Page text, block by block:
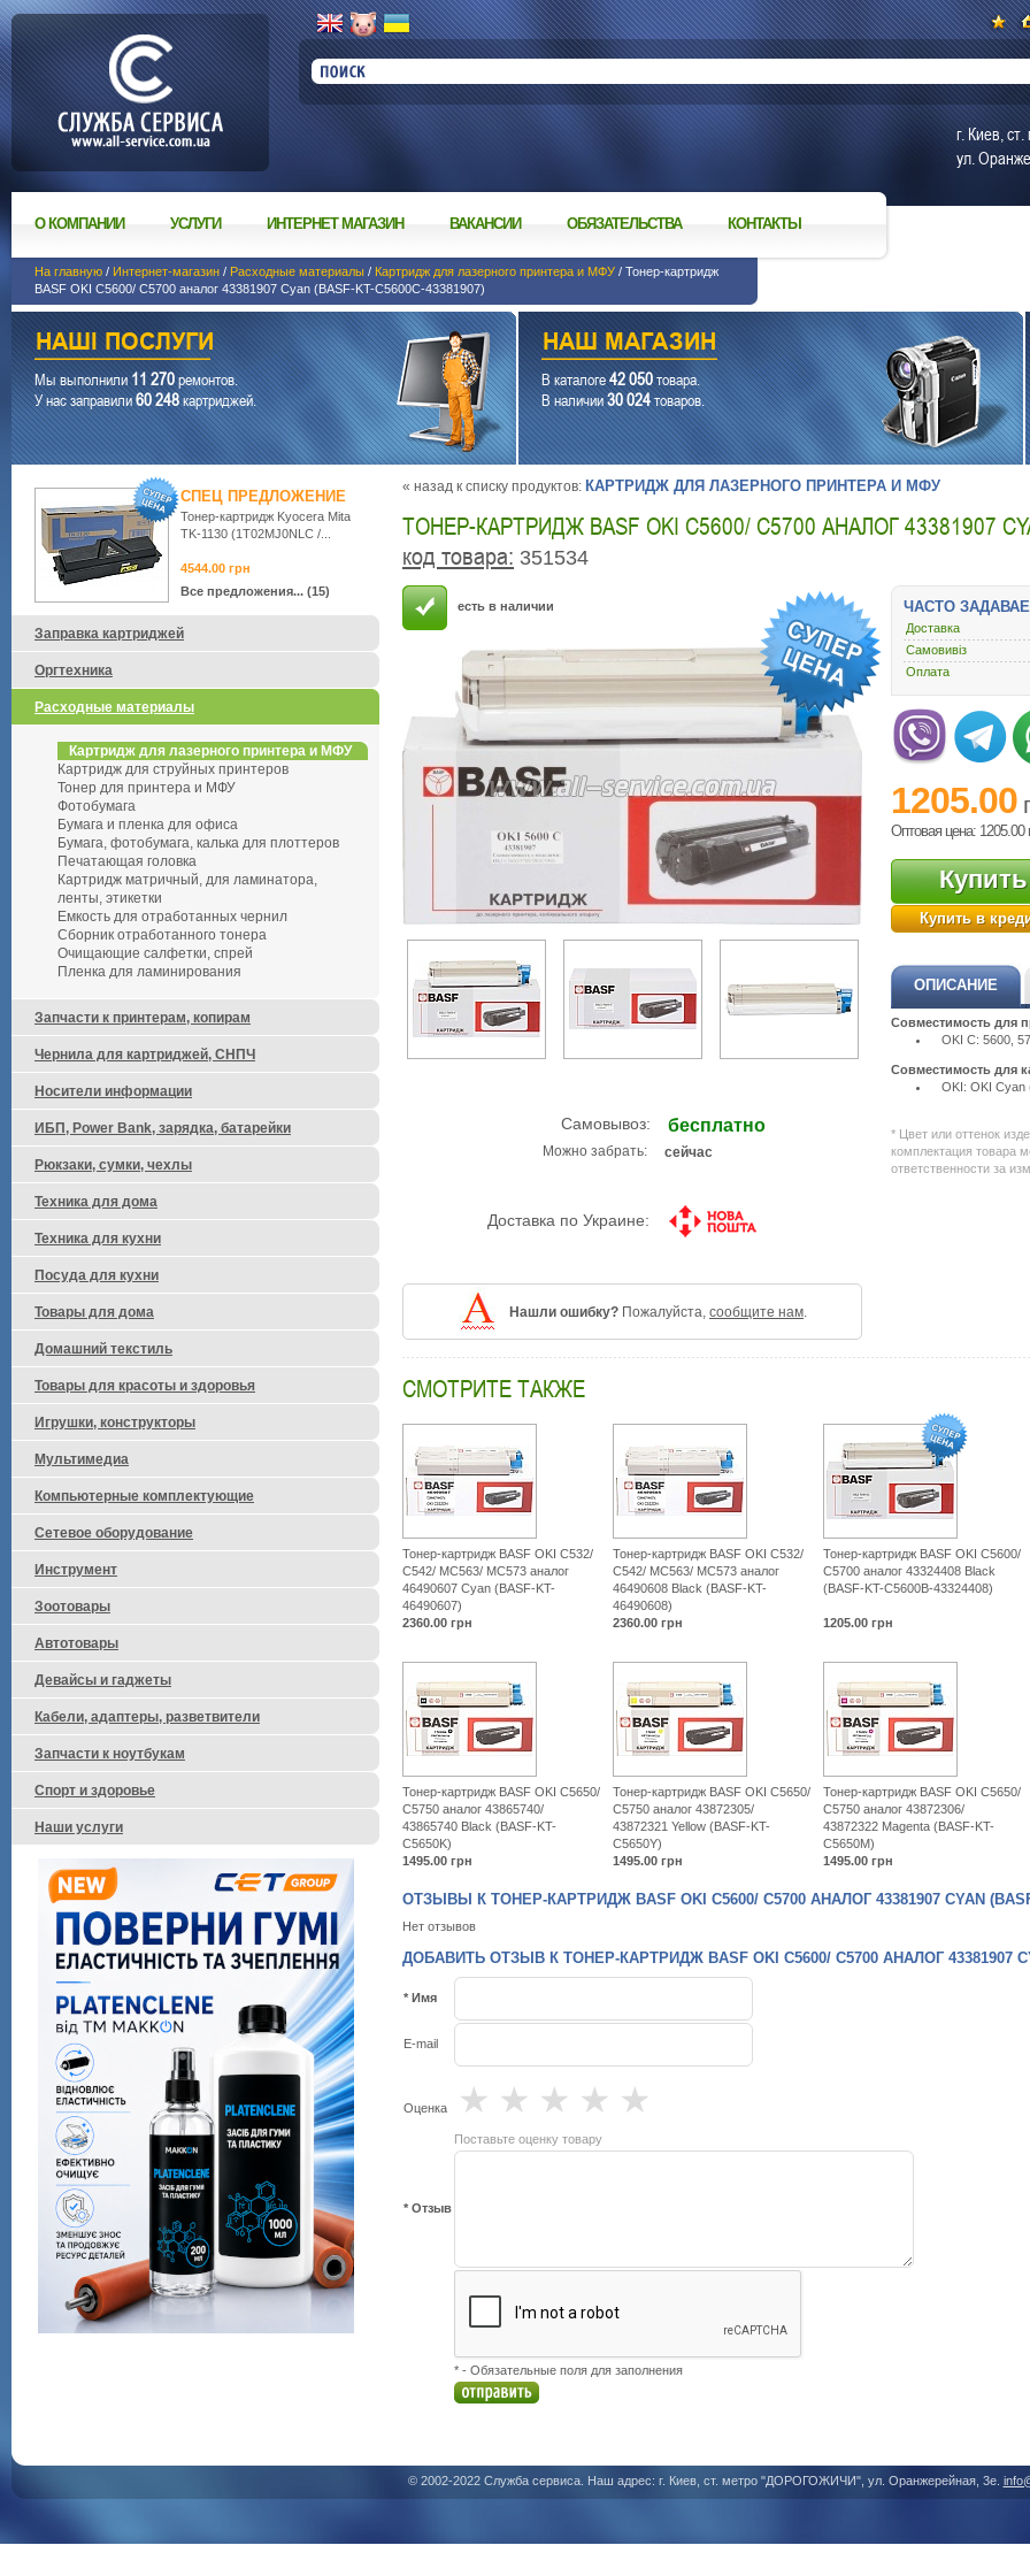
О КОМПАНИИ УСЛУГИ ИНТЕРНЕТ МАГАЗИН ВАКАНСИИ ОБЯЗАТЕЛЬСТВА КОНТАКТЫ
На главную / Интернет-магазин / Расходные материалы / Картридж для лазерного принтера и МФУ / Тонер-картридж
BASF OKI C5600/ C5700 аналог 43381907 Cyan (BASF-KT-C5600C-43381907)
Мы выполнили11 270ремонтов.
У нас заправили60 248картриджей.
В каталоге42 050товара.
В наличии30 024товаров.
« назад к списку продуктов: КАРТРИДЖ ДЛЯ ЛАЗЕРНОГО ПРИНТЕРА И МФУ
ТОНЕР-КАРТРИДЖ BASF OKI C5600/ C5700 АНАЛОГ 43381907
код товара: 351534
есть в наличии
Самовывоз: бесплатно
Можно забрать: сейчас
Доставка по Украине:
Нашли ошибку? Пожалуйста, сообщите нам.
ЧАСТО
Доставка
Самовивіз
Оплата
1205.00
Оптовая цена: 1205.00
Купить
Купить в
ОПИСАНИЕ
Совместимость для
OKI C: 5600,
Совместимость для
OKI: OKI Cyan
* Цвет или оттенок
комплектация товара
ответственности за
СМОТРИТЕ ТАКЖЕ
Тонер-картридж BASF OKI C532/
C542/ MC563/ MC573 аналог
46490607 Cyan (BASF-KT-
46490607)
Тонер-картридж BASF OKI C532/
C542/ MC563/ MC573 аналог
46490608 Black (BASF-KT-
46490608)
Тонер-картридж BASF OKI C5600/
C5700 аналог 43324408 Black
(BASF-KT-C5600B-43324408)
2360.00 грн 2360.00 грн 1205.00 грн
Тонер-картридж BASF OKI C5650/
C5750 аналог 43865740/
43865740 Black (BASF-KT-
C5650K)
Тонер-картридж BASF OKI C5650/
C5750 аналог 43872305/
43872321 Yellow (BASF-KT-
C5650Y)
Тонер-картридж BASF OKI C5650/
C5750 аналог 43872306/
43872322 Magenta (BASF-KT-
C5650M)
1495.00 грн 1495.00 грн 1495.00 грн
ОТЗЫВЫ К ТОНЕР-КАРТРИДЖ BASF OKI C5600/ C5700 АНАЛОГ 43381907 CYAN (BASF-
Нет отзывов
ДОБАВИТЬ ОТЗЫВ К ТОНЕР-КАРТРИДЖ BASF OKI C5600/ C5700 АНАЛОГ 43381907
* Имя
E-mail
Оценка ★
★
★
★
★
Поставьте оценку товару
* Отзыв
* - Обязательные поля для заполнения
СПЕЦ ПРЕДЛОЖЕНИЕ
Тонер-картридж Kyocera Mita
TK-1130 (1T02MJ0NLC /...
4544.00 грн
Все предложения... (15)
Заправка картриджей
Оргтехника
Расходные материалы
Картридж для лазерного принтера и МФУ
Картридж для струйных принтеров
Тонер для принтера и МФУ
Фотобумага
Бумага и пленка для офиса
Бумага, фотобумага, калька для плоттеров
Печатающая головка
Картридж матричный, для ламинатора,
ленты, этикетки
Емкость для отработанных чернил
Сборник отработанного тонера
Очищающие салфетки, спрей
Пленка для ламинирования
Запчасти к принтерам, копирам
Чернила для картриджей, СНПЧ
Носители информации
ИБП, Power Bank, зарядка, батарейки
Рюкзаки, сумки, чехлы
Техника для дома
Техника для кухни
Посуда для кухни
Товары для дома
Домашний текстиль
Товары для красоты и здоровья
Игрушки, конструкторы
Мультимедиа
Компьютерные комплектующие
Сетевое оборудование
Инструмент
Зоотовары
Автотовары
Девайсы и гаджеты
Кабели, адаптеры, разветвители
Запчасти к ноутбукам
Спорт и здоровье
Наши услуги
© 2002-2022 Служба сервиса. Наш адрес: г. Киев, ст. метро "ДОРОГОЖИЧИ", ул. Оранжерейная, 3е.
г. Киев,
ул.